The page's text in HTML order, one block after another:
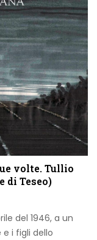
volte. Tullio
di Teseo)
del 1946, a un
i figli dello